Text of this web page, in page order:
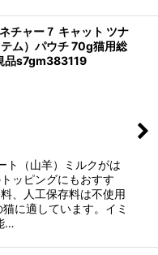
チャー７ キャット ツナ
ム）パウチ 70g猫用総
品s7gm383119
ト（山羊）ミルクがは
ッピングにもおすす
、人工保存料は不使用
に適しています。イミ
…